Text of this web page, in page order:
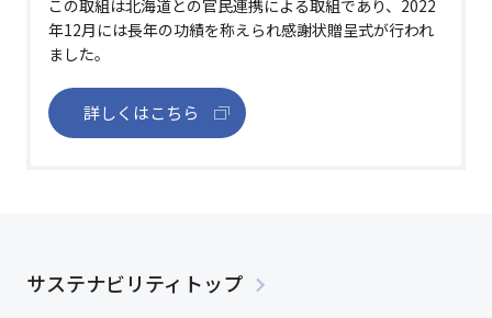
この取組は北海道との官民連携による取組であり、2022
年12月には長年の功績を称えられ感謝状贈呈式が行われ
ました。
詳しくはこちら
サステナビリティ トップ